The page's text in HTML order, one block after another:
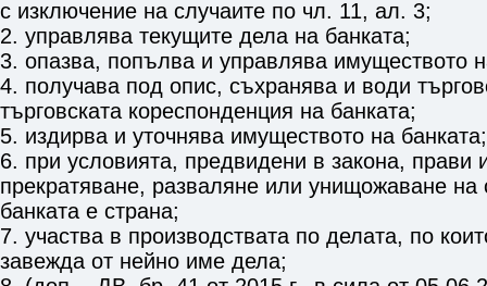
с изключение на случаите по чл. 11, ал. 3;
2. управлява текущите дела на банката;
3. опазва, попълва и управлява имуществото
4. получава под опис, съхранява и води
търговската кореспонденция на банката;
5. издирва и уточнява имуществото на банката;
6. при условията, предвидени в закона, прави
прекратяване, разваляне или унищожаване на
банката е страна;
7. участва в производствата по делата, по
завежда от нейно име дела;